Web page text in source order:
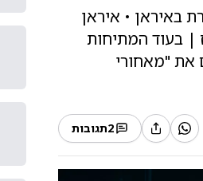
באיראן • איראן
| בעוד המתיחות
את "מאחורי
2תגובות